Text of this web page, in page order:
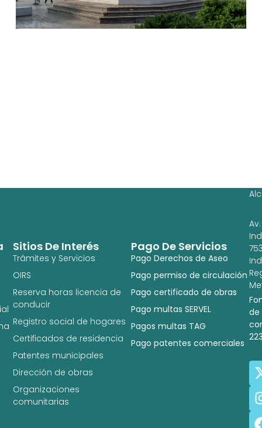
Pago De Servicios
Pago Derechos de Aseo
Pago permiso de circulación
Pago certificado de obras
Pago multas SERVEL
Pagos multas TAG
Pago patentes comerciales
Sitios De Interés
Trámites y Servicios
OIRS
Reserva horas licencia de
conducir
Registro social de hogares
Certificados de residencia
Patentes municipales
Dirección de obras
Organizaciones
comunitarias
Av.
de